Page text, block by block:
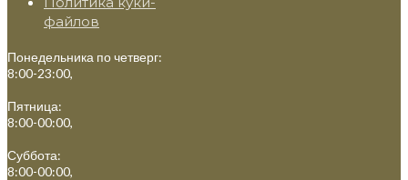
файлов
Понедельника по четверг:
8:00-23:00,
Пятница:
8:00-00:00,
Суббота:
8:00-00:00,